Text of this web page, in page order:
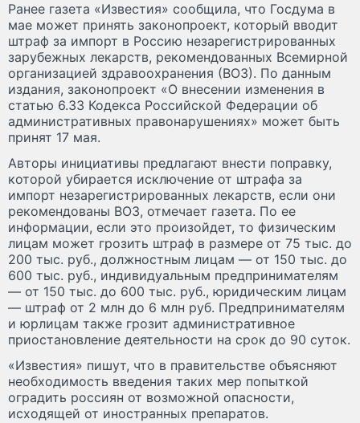
Ранее газета «Известия» сообщила, что Госдума в
мае может принять законопроект, который вводит
штраф за импорт в Россию незарегистрированных
зарубежных лекарств, рекомендованных Всемирной
организацией здравоохранения (ВОЗ). По данным
издания, законопроект «О внесении изменения в
статью 6.33 Кодекса Российской Федерации об
административных правонарушениях» может быть
принят 17 мая.
Авторы инициативы предлагают внести поправку,
которой убирается исключение от штрафа за
импорт незарегистрированных лекарств, если они
рекомендованы ВОЗ, отмечает газета. По ее
информации, если это произойдет, то физическим
лицам может грозить штраф в размере от 75 тыс. до
200 тыс. руб., должностным лицам — от 150 тыс. до
600 тыс. руб., индивидуальным предпринимателям
— от 150 тыс. до 600 тыс. руб., юридическим лицам
— штраф от 2 млн до 6 млн руб. Предпринимателям
и юрлицам также грозит административное
приостановление деятельности на срок до 90 суток.
«Известия» пишут, что в правительстве объясняют
необходимость введения таких мер попыткой
оградить россиян от возможной опасности,
исходящей от иностранных препаратов.